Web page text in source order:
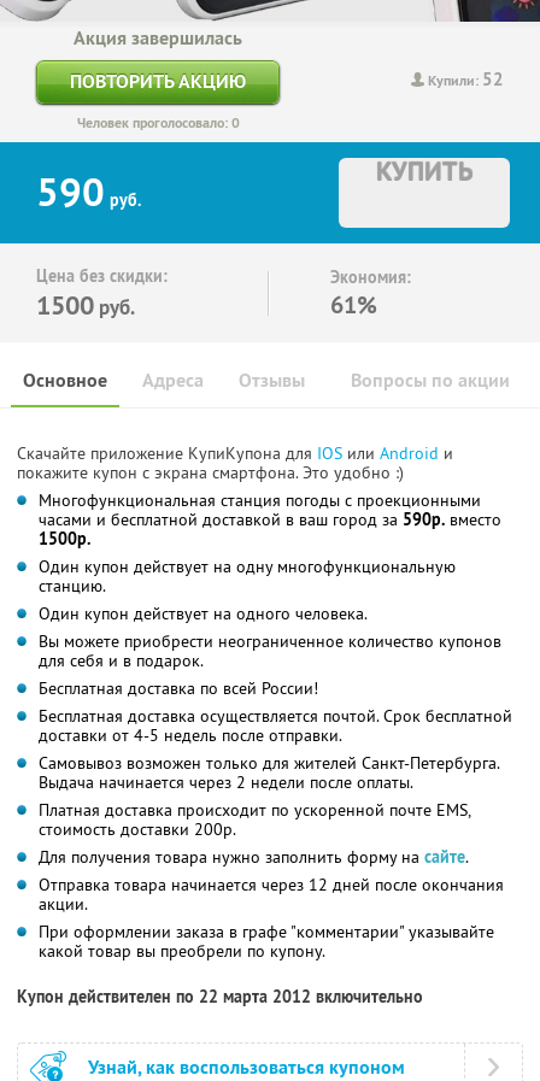
Купили: 52
Акция завершилась
ПОВТОРИТЬ АКЦИЮ
Человек проголосовало: 0
590 руб.
КУПИТЬ
Цена без скидки:
1500 руб.
Экономия:
61%
Основное Отзывы Вопросы по акции
Адреса
Скачайте приложение КупиКупона для IOS или Android и
покажите купон с экрана смартфона. Это удобно :)
Многофункциональная станция погоды с проекционными
часами и бесплатной доставкой в ваш город за 590р. вместо
1500р.
Один купон действует на одну многофункциональную
станцию.
Один купон действует на одного человека.
Вы можете приобрести неограниченное количество купонов
для себя и в подарок.
Бесплатная доставка по всей России!
Бесплатная доставка осуществляется почтой. Срок бесплатной
доставки от 4-5 недель после отправки.
Самовывоз возможен только для жителей Санкт-Петербурга.
Выдача начинается через 2 недели после оплаты.
Платная доставка происходит по ускоренной почте EMS,
стоимость доставки 200р.
Для получения товара нужно заполнить форму на сайте.
Отправка товара начинается через 12 дней после окончания
акции.
При оформлении заказа в графе "комментарии" указывайте
какой товар вы преобрели по купону.
Купон действителен по 22 марта 2012 включительно
Узнай, как воспользоваться купоном